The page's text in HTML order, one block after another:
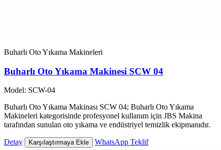
Buharlı Oto Yıkama Makineleri
Buharlı Oto Yıkama Makinesi SCW 04
Model: SCW-04
Buharlı Oto Yıkama Makinası SCW 04; Buharlı Oto Yıkama
Makineleri kategorisinde profesyonel kullanım için JBS Makina
tarafından sunulan oto yıkama ve endüstriyel temizlik ekipmanıdır.
Detay Karşılaştırmaya Ekle WhatsApp Teklif